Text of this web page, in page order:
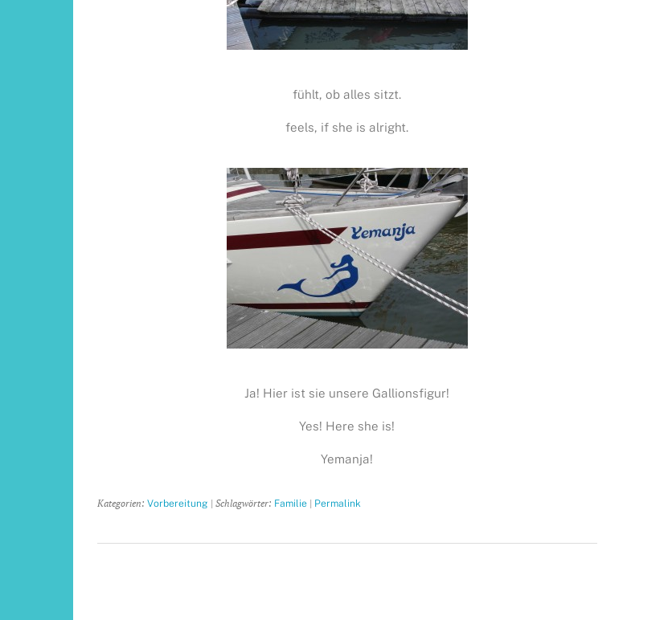
fühlt, ob alles sitzt.
feels, if she is alright.
Ja! Hier ist sie unsere Gallionsfigur!
Yes! Here she is!
Yemanja!
Kategorien: Vorbereitung | Schlagwörter: Familie | Permalink